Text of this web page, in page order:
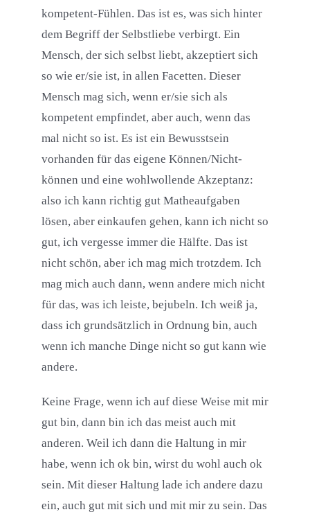
kompetent-Fühlen. Das ist es, was sich hinter
dem Begriff der Selbstliebe verbirgt. Ein
Mensch, der sich selbst liebt, akzeptiert sich
so wie er/sie ist, in allen Facetten. Dieser
Mensch mag sich, wenn er/sie sich als
kompetent empfindet, aber auch, wenn das
mal nicht so ist. Es ist ein Bewusstsein
vorhanden für das eigene Können/Nicht-
können und eine wohlwollende Akzeptanz:
also ich kann richtig gut Matheaufgaben
lösen, aber einkaufen gehen, kann ich nicht so
gut, ich vergesse immer die Hälfte. Das ist
nicht schön, aber ich mag mich trotzdem. Ich
mag mich auch dann, wenn andere mich nicht
für das, was ich leiste, bejubeln. Ich weiß ja,
dass ich grundsätzlich in Ordnung bin, auch
wenn ich manche Dinge nicht so gut kann wie
andere.
Keine Frage, wenn ich auf diese Weise mit mir
gut bin, dann bin ich das meist auch mit
anderen. Weil ich dann die Haltung in mir
habe, wenn ich ok bin, wirst du wohl auch ok
sein. Mit dieser Haltung lade ich andere dazu
ein, auch gut mit sich und mit mir zu sein. Das